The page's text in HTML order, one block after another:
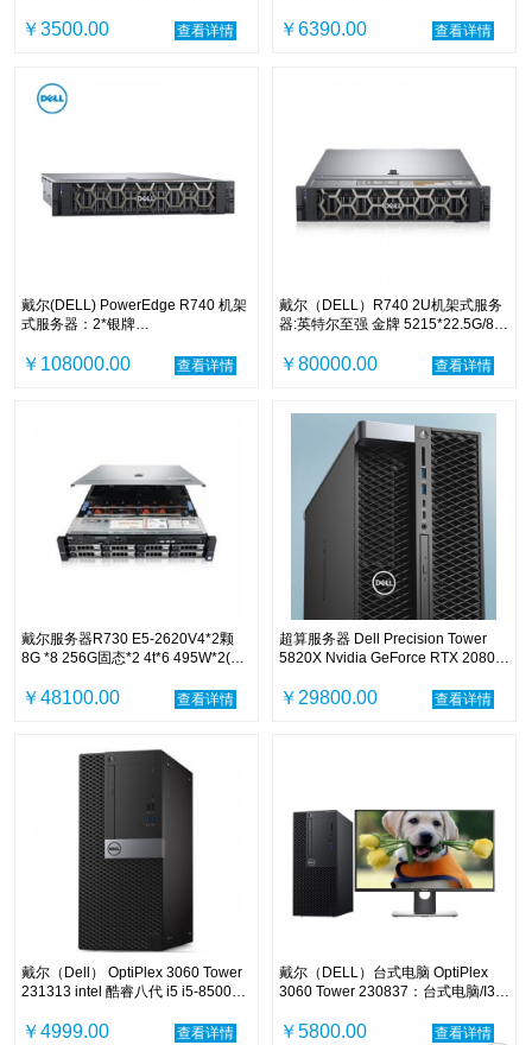
￥3500.00 查看详情 ￥6390.00 查看详情
戴尔(DELL) PowerEdge R740 机架
式服务器：2*银牌
存/6*10TB SAS+1*1.6TB
PM1725A/BOSS卡（含 2*M.2
￥108000.00 查看详情
戴尔（DELL）R740 2U机架式服务
器:英特尔至强 金牌 5215*22.5G/8
10K SAS/2GB阵列/ 8Gb HBA卡
￥80000.00 查看详情
戴尔服务器R730 E5-2620V4*2颗
8G *8 256G固态*2 4t*6 495W*2(双
年 7*24*4,安装，调试服务 （单位：
￥48100.00 查看详情
超算服务器 Dell Precision Tower
5820X Nvidia GeForce RTX 2080
￥29800.00 查看详情
戴尔（Dell） OptiPlex 3060 Tower
231313 intel 酷睿八代 i5 i5-8500
三年有限上门保修
￥4999.00 查看详情
戴尔（DELL）台式电脑 OptiPlex
3060 Tower 230837：台式电脑/I3-
寸显示器/中标麒麟V7.0/3年保修
￥5800.00 查看详情